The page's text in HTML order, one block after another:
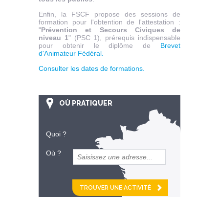
Enfin, la FSCF propose des sessions de
formation pour l'obtention de l'attestation :
"Prévention et Secours Civiques de
niveau 1" (PSC 1), prérequis indispensable
pour obtenir le diplôme de Brevet
d'Animateur Fédéral.
Consulter les dates de formations.
OÙ PRATIQUER
Quoi ?
Où ?
et